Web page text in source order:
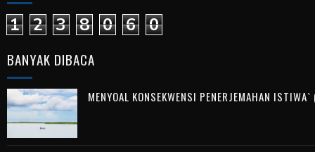
1 2 3 8 0 6 0
BANYAK DIBACA
MENYOAL KONSEKWENSI PENERJEMAHAN